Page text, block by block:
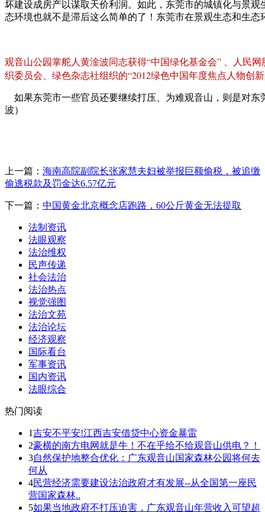
坏建设成房产以谋取天价利润。如此，东莞市的城镇化与景
态环境也就不是滞后这么简单的了！东莞市在景观生态和生
观音山公园掌舵人黄淦波同志获得“中国绿化基金会” 、人民
织委员会、绿色杂志社组织的“2012绿色中国年度焦点人物创
如果东莞市一些官员还要继续打压、为难观音山，则是对东
波）
上一篇： 海南高院副院长张家慧夫妇被举报巨额偷税，被追缴
偷逃税款及罚金达6.57亿元
下一篇： 中国黄金北京概念店跑路，60公斤黄金无法提取
法制资讯
法眼观察
法治维权
民声传递
社会法治
法治热点
视觉强图
法治文苑
法治论坛
经济观察
国际看台
军事资讯
国内资讯
法眼综合
热门阅读
1吉安不平安!江西吉安借贷中心资金暴雷
2豪横的南方电网就是牛！不在乎给不给观音山供电？！
3自然保护地整合优化：广东观音山国家森林公园将何去
何从
4民营经济需要建设法治政府才有发展--从全国第一座民
营国家森林..
5如果当地政府不打压迫害，广东观音山年营收入可望超